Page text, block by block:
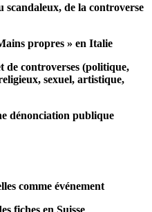
scandaleux, de la controverse
propres » en Italie
de controverses (politique,
sexuel, artistique,
dénonciation publique
comme événement
fiches en Suisse